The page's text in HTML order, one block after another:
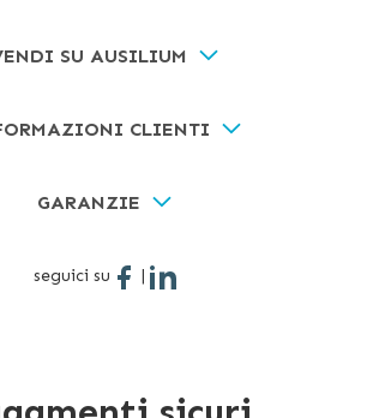
SU AUSILIUM
CLIENTI
GARANZIE
seguici su |